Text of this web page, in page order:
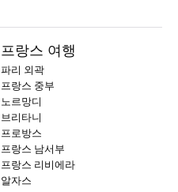
프랑스 여행
파리 외곽
프랑스 중부
노르망디
브리타니
프로방스
프랑스 남서부
프랑스 리비에라
알자스